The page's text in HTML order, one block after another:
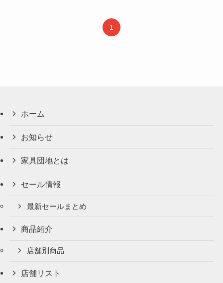
1
ホーム
お知らせ
家具団地とは
セール情報
最新セールまとめ
商品紹介
店舗別商品
店舗リスト